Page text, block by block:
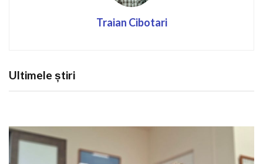
Traian Cibotari
Ultimele știri